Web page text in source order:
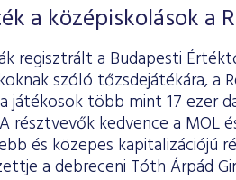
a középiskolások a
regisztrált a Budapesti
szóló tőzsdejátékára,
játékosok több mint 17 ezer
résztvevők kedvence a MOL
és közepes kapitalizációjú
a debreceni Tóth Árpád